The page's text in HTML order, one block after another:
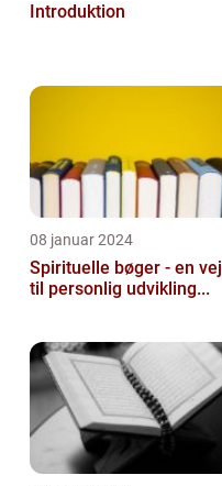
Introduktion
08 januar 2024
Spirituelle bøger - en vej
til personlig udvikling...